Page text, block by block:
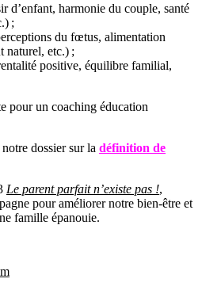
d’enfant, harmonie du couple, santé
;
du fœtus, alimentation
naturel, etc.) ;
positive, équilibre familial,
pour un coaching éducation
dossier sur la définition de
Le parent parfait n’existe pas !,
pour améliorer notre bien-être et
famille épanouie.